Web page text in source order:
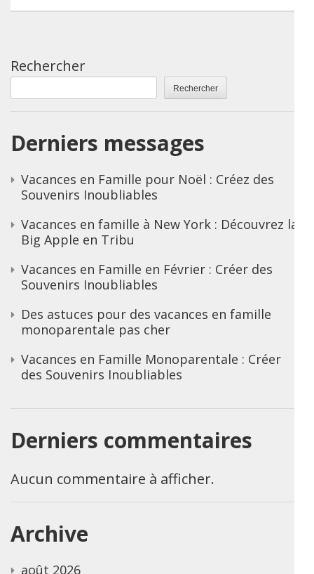
Rechercher
Rechercher
Derniers messages
Vacances en Famille pour Noël : Créez des
Souvenirs Inoubliables
Vacances en famille à New York : Découvrez la
Big Apple en Tribu
Vacances en Famille en Février : Créer des
Souvenirs Inoubliables
Des astuces pour des vacances en famille
monoparentale pas cher
Vacances en Famille Monoparentale : Créer
des Souvenirs Inoubliables
Derniers commentaires
Aucun commentaire à afficher.
Archive
août 2026